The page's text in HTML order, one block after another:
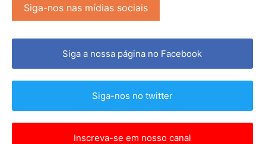
Siga-nos nas mídias sociais
Siga a nossa página no Facebook
Siga-nos no twitter
Inscreva-se em nosso canal